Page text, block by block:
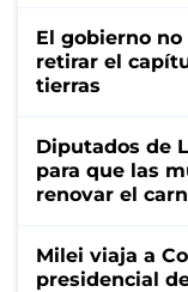
El gobierno
retirar el
tierras
Diputados de
para que las
renovar el
Milei viaja a
presidencial